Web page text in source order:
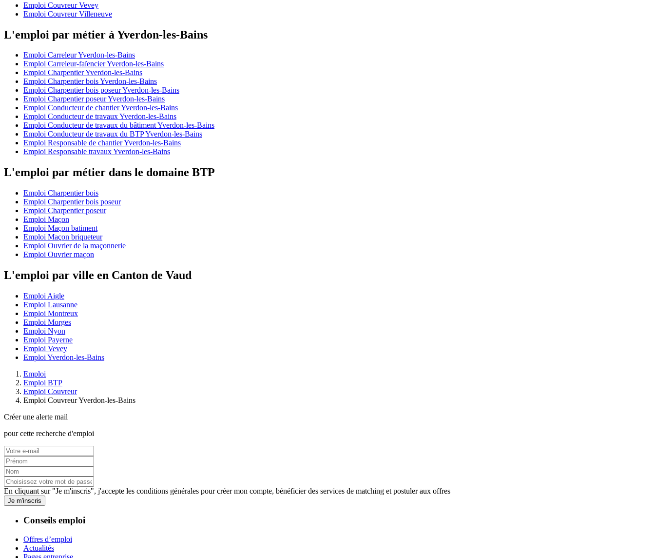
Emploi Couvreur Vevey
Emploi Couvreur Villeneuve
L'emploi par métier à Yverdon-les-Bains
Emploi Carreleur Yverdon-les-Bains
Emploi Carreleur-faïencier Yverdon-les-Bains
Emploi Charpentier Yverdon-les-Bains
Emploi Charpentier bois Yverdon-les-Bains
Emploi Charpentier bois poseur Yverdon-les-Bains
Emploi Charpentier poseur Yverdon-les-Bains
Emploi Conducteur de chantier Yverdon-les-Bains
Emploi Conducteur de travaux Yverdon-les-Bains
Emploi Conducteur de travaux du bâtiment Yverdon-les-Bains
Emploi Conducteur de travaux du BTP Yverdon-les-Bains
Emploi Responsable de chantier Yverdon-les-Bains
Emploi Responsable travaux Yverdon-les-Bains
L'emploi par métier dans le domaine BTP
Emploi Charpentier bois
Emploi Charpentier bois poseur
Emploi Charpentier poseur
Emploi Maçon
Emploi Maçon batiment
Emploi Maçon briqueteur
Emploi Ouvrier de la maçonnerie
Emploi Ouvrier maçon
L'emploi par ville en Canton de Vaud
Emploi Aigle
Emploi Lausanne
Emploi Montreux
Emploi Morges
Emploi Nyon
Emploi Payerne
Emploi Vevey
Emploi Yverdon-les-Bains
Emploi
Emploi BTP
Emploi Couvreur
Emploi Couvreur Yverdon-les-Bains
Créer une alerte mail
pour cette recherche d'emploi
En cliquant sur "Je m'inscris", j'accepte les conditions générales pour créer mon compte, bénéficier des services de matching et postuler aux offres
Je m'inscris
Conseils emploi
Offres d’emploi
Actualités